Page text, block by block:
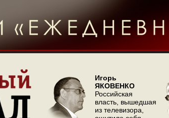
Игорь
ЯКОВЕНКО
Российская
власть, вышедшая
из телевизора,